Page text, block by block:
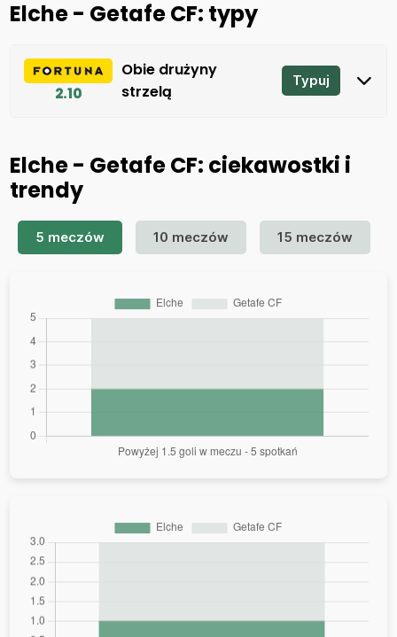
Elche - Getafe CF: typy
2.10
Obie drużyny
strzelą
Typuj
Elche - Getafe CF: ciekawostki i
trendy
5 meczów 10 meczów 15 meczów